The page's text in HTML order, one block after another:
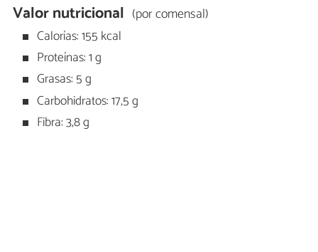
Valor nutricional (por comensal)
Calorías: 155 kcal
Proteínas: 1 g
Grasas: 5 g
Carbohidratos: 17,5 g
Fibra: 3,8 g